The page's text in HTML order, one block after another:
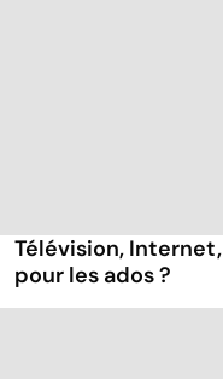
Télévision,
pour les ados ?